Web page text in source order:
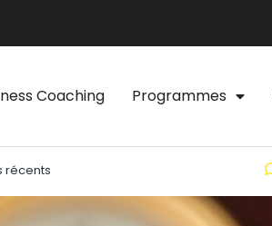
Coaching Programmes
récents